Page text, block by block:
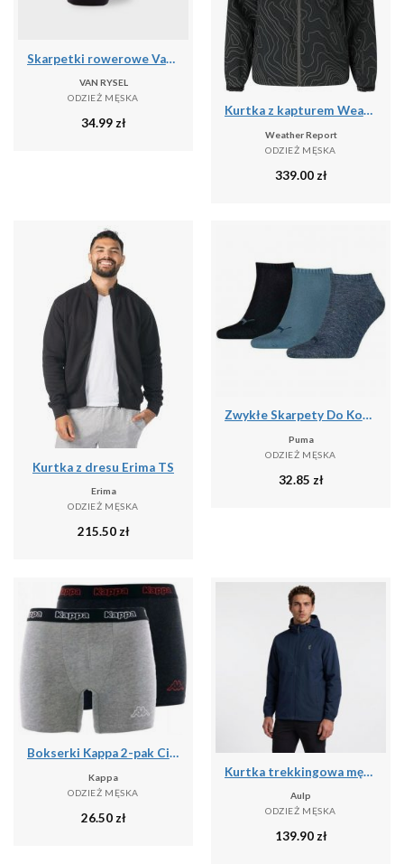
Skarpetki rowerowe Van Rysel 500 zimowe
VAN RYSEL
ODZIEŻ MĘSKA
34.99zł
Kurtka z kapturem Weather Report Delton Aop AWG W-PRO 15000
Weather Report
ODZIEŻ MĘSKA
339.00 zł
Kurtka z dresu Erima TS
Erima
ODZIEŻ MĘSKA
215.50zł
Zwykłe Skarpety Do Kostki Unisex Dla Dorosłych (zestaw 3 Sztuk)
Puma
ODZIEŻ MĘSKA
32.85 zł
Bokserki Kappa 2-pak Ciemnoszary-Jasnoszary Ciemnoszary/szary St.
Kappa
ODZIEŻ MĘSKA
26.50 zł
Kurtka trekkingowa męska wodoodporna AULP DOLAN rozpinana z kapturem
Aulp
ODZIEŻ MĘSKA
139.90zł